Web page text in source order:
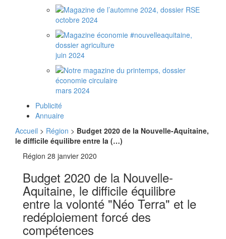
octobre 2024
juin 2024
mars 2024
Publicité
Annuaire
Accueil > Région > Budget 2020 de la Nouvelle-Aquitaine,
le difficile équilibre entre la (…)
Région 28 janvier 2020
Budget 2020 de la Nouvelle-
Aquitaine, le difficile équilibre
entre la volonté "Néo Terra" et le
redéploiement forcé des
compétences